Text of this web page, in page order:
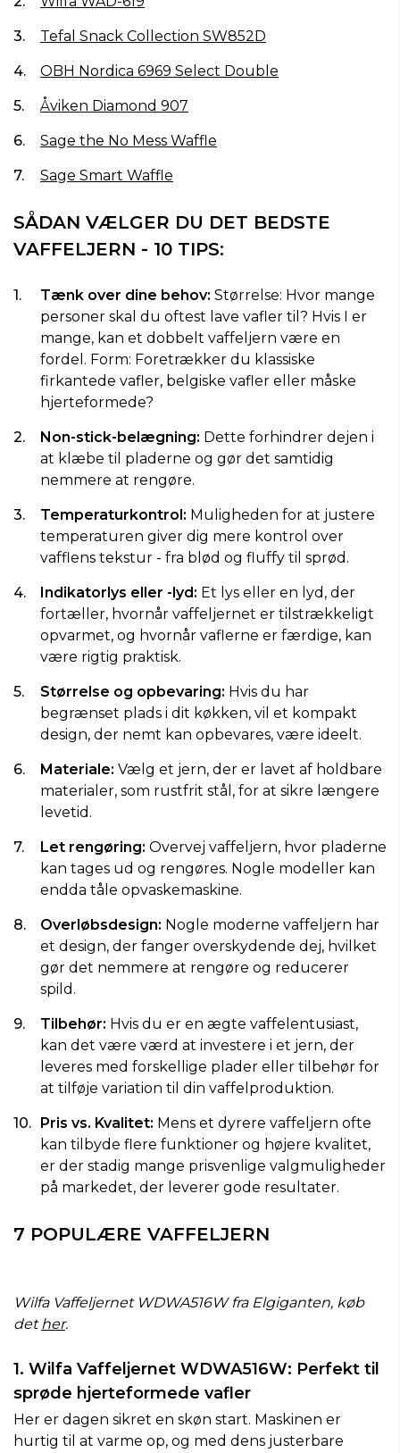
Tefal Snack Collection SW852D
OBH Nordica 6969 Select Double
Åviken Diamond 907
Sage the No Mess Waffle
Sage Smart Waffle
SÅDAN VÆLGER DU DET BEDSTE
VAFFELJERN - 10 TIPS:
Tænk over dine behov: Størrelse: Hvor mange
personer skal du oftest lave vafler til? Hvis I er
mange, kan et dobbelt vaffeljern være en
fordel. Form: Foretrækker du klassiske
firkantede vafler, belgiske vafler eller måske
hjerteformede?
Non-stick-belægning: Dette forhindrer dejen i
at klæbe til pladerne og gør det samtidig
nemmere at rengøre.
Temperaturkontrol: Muligheden for at justere
temperaturen giver dig mere kontrol over
vafflens tekstur - fra blød og fluffy til sprød.
Indikatorlys eller -lyd: Et lys eller en lyd, der
fortæller, hvornår vaffeljernet er tilstrækkeligt
opvarmet, og hvornår vaflerne er færdige, kan
være rigtig praktisk.
Størrelse og opbevaring: Hvis du har
begrænset plads i dit køkken, vil et kompakt
design, der nemt kan opbevares, være ideelt.
Materiale: Vælg et jern, der er lavet af holdbare
materialer, som rustfrit stål, for at sikre længere
levetid.
Let rengøring: Overvej vaffeljern, hvor pladerne
kan tages ud og rengøres. Nogle modeller kan
endda tåle opvaskemaskine.
Overløbsdesign: Nogle moderne vaffeljern har
et design, der fanger overskydende dej, hvilket
gør det nemmere at rengøre og reducerer
spild.
Tilbehør: Hvis du er en ægte vaffelentusiast,
kan det være værd at investere i et jern, der
leveres med forskellige plader eller tilbehør for
at tilføje variation til din vaffelproduktion.
Pris vs. Kvalitet: Mens et dyrere vaffeljern ofte
kan tilbyde flere funktioner og højere kvalitet,
er der stadig mange prisvenlige valgmuligheder
på markedet, der leverer gode resultater.
7 POPULÆRE VAFFELJERN
Wilfa Vaffeljernet WDWA516W fra Elgiganten, køb
dether.
1. Wilfa Vaffeljernet WDWA516W: Perfekt til
sprøde hjerteformede vafler
Her er dagen sikret en skøn start. Maskinen er
hurtig til at varme op, og med dens justerbare